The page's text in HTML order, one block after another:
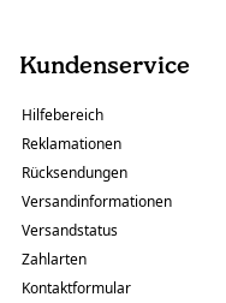
Kundenservice
Hilfebereich
Reklamationen
Rücksendungen
Versandinformationen
Versandstatus
Zahlarten
Kontaktformular